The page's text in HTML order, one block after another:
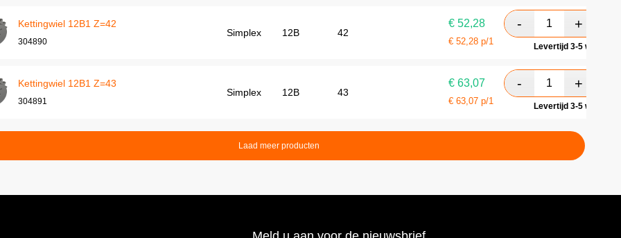
Kettingwiel 12B1 Z=42
304890
Simplex 12B 42
€ 52,28
€ 52,28 p/1 Levertijd 3-5
Kettingwiel 12B1 Z=43
304891
Simplex 12B 43
€ 63,07
€ 63,07 p/1 Levertijd 3-5
Laad meer producten